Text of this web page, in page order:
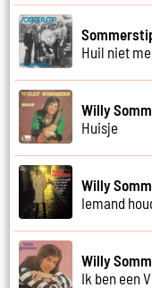
Huil niet
Willy
Huisje
Willy
Iemand
Willy
Ik ben een